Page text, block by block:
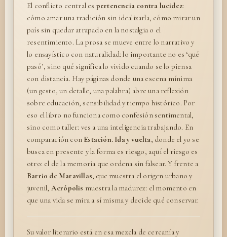
El conflicto central es pertenencia contra lucidez:
cómo amar una tradición sin idealizarla, cómo mirar un
país sin quedar atrapado en la nostalgia o el
resentimiento. La prosa se mueve entre lo narrativo y
lo ensayístico con naturalidad: lo importante no es ‘qué
pasó’, sino qué significa lo vivido cuando se lo piensa
con distancia. Hay páginas donde una escena mínima
(un gesto, un detalle, una palabra) abre una reflexión
sobre educación, sensibilidad y tiempo histórico. Por
eso el libro no funciona como confesión sentimental,
sino como taller: ves a una inteligencia trabajando. En
comparación con Estación. Ida y vuelta, donde el yo se
busca en presente y la forma es riesgo, aquí el riesgo es
otro: el de la memoria que ordena sin falsear. Y frente a
Barrio de Maravillas, que muestra el origen urbano y
juvenil, Acrópolis muestra la madurez: el momento en
que una vida se mira a sí misma y decide qué conservar.
Su valor literario está en esa mezcla de cercanía y